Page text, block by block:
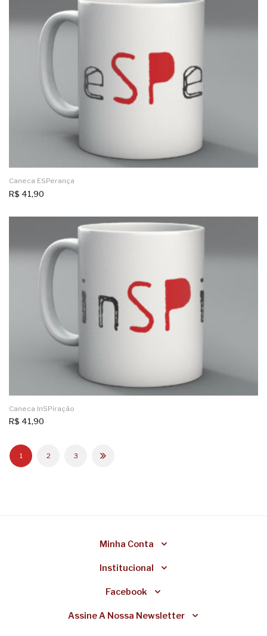
Caneca ESPerança
R$ 41,90
Caneca InSPiração
R$ 41,90
1 2 3
Minha Conta
Institucional
Facebook
Assine A Nossa Newsletter